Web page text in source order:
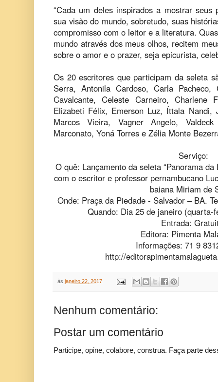
“Cada um deles inspirados a mostrar seus
sua visão do mundo, sobretudo, suas
compromisso com o leitor e a literatura.
mundo através dos meus olhos, recitem
sobre o amor e o prazer, seja epicurista,
Os 20 escritores que participam da seleta
Serra, Antonila Cardoso, Carla Pacheco,
Cavalcante, Celeste Carneiro, Charlene
Elizabeti Félix, Emerson Luz, Íttala Nandi,
Marcos Vieira, Vagner Angelo,
Marconato, Yoná Torres e Zélia Monte
Serviço:
O quê: Lançamento da seleta “Panorama
com o escritor e professor pernambucano
baiana Miriam de
Onde: Praça da Piedade - Salvador – BA.
Quando: Dia 25 de janeiro
Entrada:
Editora: Pimenta
Informações: 71 9
http://
às janeiro 22, 2017
Nenhum comentário:
Postar um comentário
Participe, opine, colabore, construa. Faça parte